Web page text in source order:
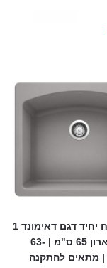
כיור מטבח יחיד דגם דאימונד 1
מתאים לארון 65 ס"מ | 63-
400127F | מתאים להתקנה